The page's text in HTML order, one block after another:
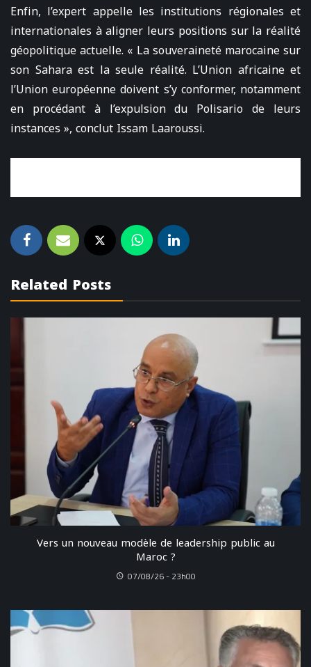
Enfin, l’expert appelle les institutions régionales et
internationales à aligner leurs positions sur la réalité
géopolitique actuelle. « La souveraineté marocaine sur
son Sahara est la seule réalité. L’Union africaine et
l’Union européenne doivent s’y conformer, notamment
en procédant à l’expulsion du Polisario de leurs
instances », conclut Issam Laaroussi.
Related Posts
Vers un nouveau modèle de leadership public au
Maroc ?
07/08/26 - 23h00